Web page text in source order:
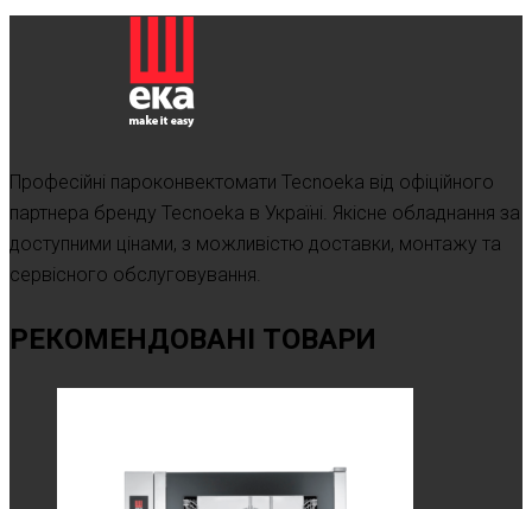
Професійні пароконвектомати Tecnoeka від офіційного
партнера бренду Tecnoeka в Україні. Якісне обладнання за
доступними цінами, з можливістю доставки, монтажу та
сервісного обслуговування.
РЕКОМЕНДОВАНІ ТОВАРИ